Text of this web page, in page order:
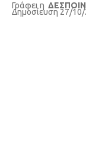
Life
Γράφει η
Δημοσίευση 27/10/